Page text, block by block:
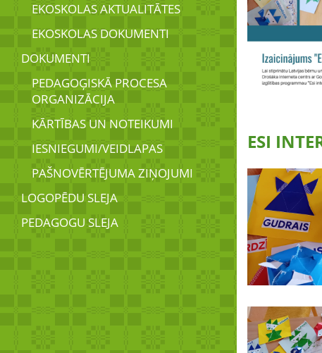
EKOSKOLAS AKTUALITĀTES
EKOSKOLAS DOKUMENTI
DOKUMENTI
PEDAGOĢISKĀ PROCESA
ORGANIZĀCIJA
KĀRTĪBAS UN NOTEIKUMI
IESNIEGUMI/VEIDLAPAS
PAŠNOVĒRTĒJUMA ZIŅOJUMI
LOGOPĒDU SLEJA
PEDAGOGU SLEJA
ESI